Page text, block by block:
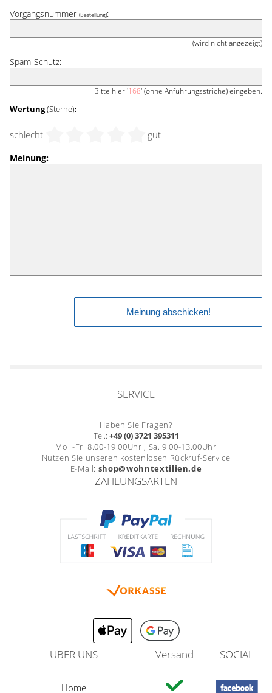
Vorgangsnummer (Bestellung):
(wird nicht angezeigt)
Spam-Schutz:
Bitte hier '168' (ohne Anführungsstriche) eingeben.
Wertung(Sterne):
schlecht gut
Meinung:
SERVICE
Haben Sie Fragen?
Tel.: +49 (0) 3721 395311
Mo. -Fr. 8.00-19.00Uhr , Sa. 9.00-13.00Uhr
Nutzen Sie unseren kostenlosen Rückruf-Service
E-Mail: shop@wohntextilien.de
ZAHLUNGSARTEN
ÜBER UNS
Home
Versand SOCIAL